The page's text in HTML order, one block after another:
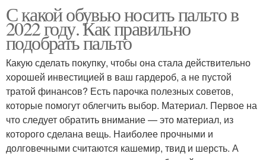
С какой обувью носить пальто в
2022 году. Как правильно
подобрать пальто
Какую сделать покупку, чтобы она стала действительно
хорошей инвестицией в ваш гардероб, а не пустой
тратой финансов? Есть парочка полезных советов,
которые помогут облегчить выбор. Материал. Первое на
что следует обратить внимание — это материал, из
которого сделана вещь. Наиболее прочными и
долговечными считаются кашемир, твид и шерсть. А